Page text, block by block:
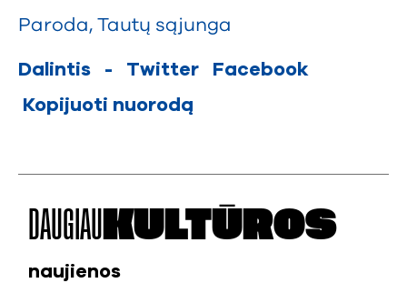
Paroda, Tautų sąjunga
Dalintis - Twitter
Facebook
Kopijuoti nuorodą
DAUGIAU KULTŪROS
naujienos